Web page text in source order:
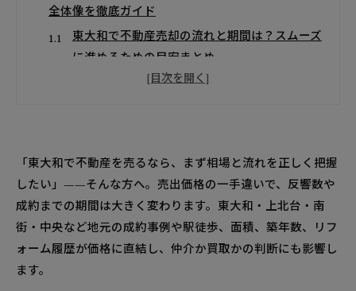
全体像を徹底ガイド
東大和で不動産売却の流れと期間は？スムーズ
に進めるための目安まとめ
仲介で売るか買取を選ぶか？東大和の不動産売
東大和のマンションや一戸建て・土地の相場目
安と成約スピードの特徴
東大和で不動産売却を高値で実現する価格設定と販
売戦略のポイント
「東大和で不動産を売るなら、まず相場と流れを正しく把握
したい」——そんな方へ。売出価格の一手違いで、反響数や
成約までの期間は大きく変わります。東大和・上北台・南
街・中央など地元の成約事例や駅徒歩、面積、築年数、リフ
ォーム履歴が価格に直結し、仲介か買取かの判断にも影響し
ます。